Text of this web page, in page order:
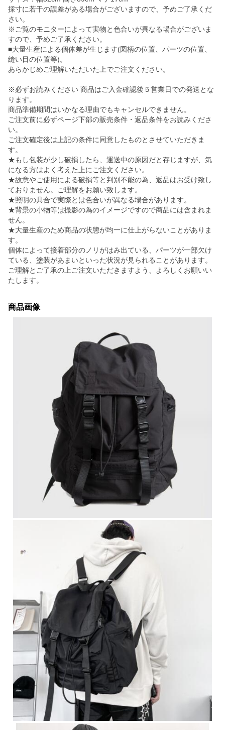
採寸に若干の誤差がある場合がございますので、予めご了承くだ
さい。
※ご覧のモニターによって実物と色合いが異なる場合がございま
すので、予めご了承ください。
■大量生産による個体差が生じます(図柄の位置、パーツの位置、
縫い目の位置等)。
あらかじめご理解いただいた上でご注文ください。
※必ずお読みください 商品はご入金確認後５営業日での発送とな
ります。
商品準備期間はいかなる理由でもキャンセルできません。
ご注文前に必ずページ下部の販売条件・返品条件をお読みくださ
い。
ご注文確定後は上記の条件に同意したものとさせていただきま
す。
★もし包装が少し破損したら、運送中の原因だと存じますが、気
になる方はよく考えた上にご注文ください。
★故意やご使用による破損等と判別不能の為、返品はお受け致し
ておりません。ご理解をお願い致します。
★照明の具合で実際とは色合いが異なる場合があります。
★背景の小物等は撮影の為のイメージですので商品には含まれま
せん。
★大量生産のため商品の状態が均一に仕上がらないことがありま
す。
個体によって接着部分のノリがはみ出ている、パーツが一部欠け
ている、塗装があまいといった状況が見られることがあります。
ご理解とご了承の上ご注文いただきますよう、よろしくお願いい
たします。
商品画像